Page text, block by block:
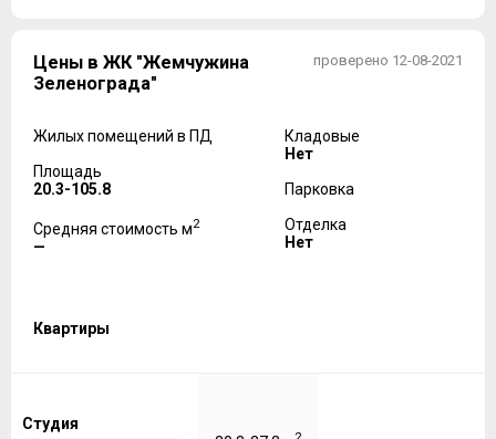
проверено 12-08-2021
Цены в ЖК "Жемчужина
Зеленограда"
Жилых помещений в ПД
Площадь
20.3-105.8
Средняя стоимость м2
—
Кладовые
Нет
Парковка
Отделка
Нет
Квартиры
Студия